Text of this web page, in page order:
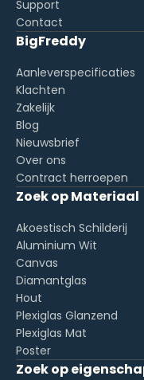
Support
Contact
BigFreddy
Aanleverspecificaties
Klachten
Zakelijk
Blog
Nieuwsbrief
Over ons
Contract herroepen
Zoek op Materiaal
Akoestisch Schilderij
Aluminium Wit
Canvas
Diamantglas
Hout
Plexiglas Glanzend
Plexiglas Mat
Poster
Zoek op